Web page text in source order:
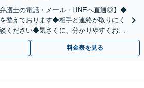
護士の電話・メール・LINEへ直通◎】◆
整えております◆相手と連絡が取りにく
ください◆気さくに、分かりやすくお答
@685dvpfm】
料金表を見る